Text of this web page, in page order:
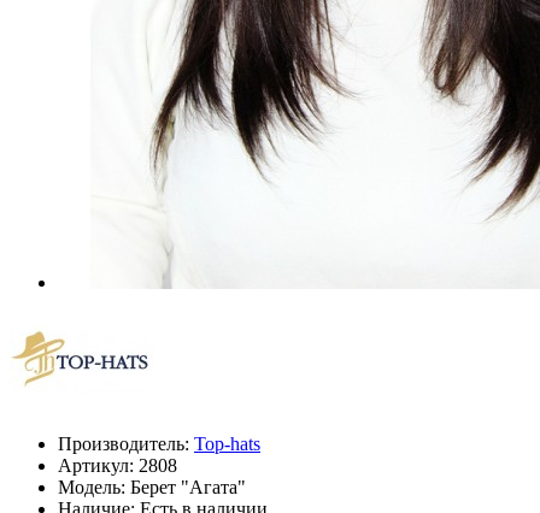
Производитель: Top-hats
Артикул: 2808
Модель: Берет "Агата"
Наличие: Есть в наличии